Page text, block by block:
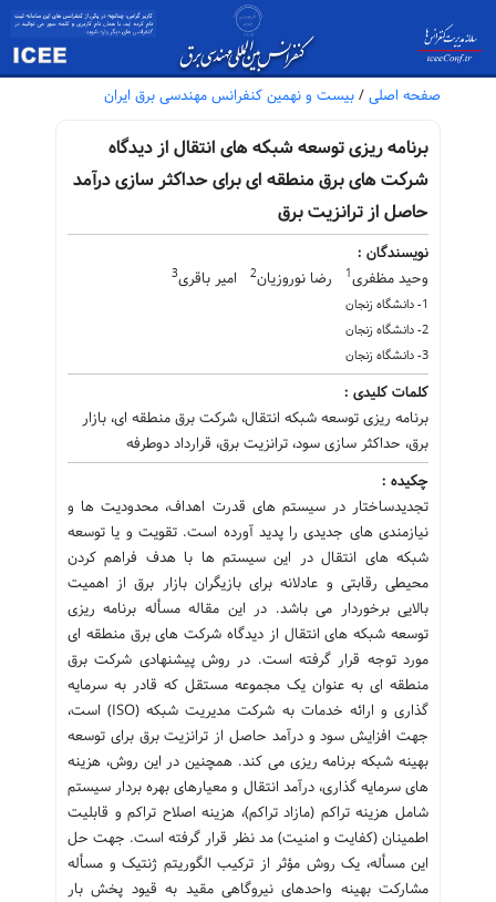
صفحه اصلی / بیست و نهمین کنفرانس مهندسی برق ایران
برنامه ریزی توسعه شبکه های انتقال از دیدگاه
شرکت های برق منطقه ای برای حداکثر سازی درآمد
حاصل از ترانزیت برق
نویسندگان :
وحید مظفری1 رضا نوروزیان2 امیر باقری3
1- دانشگاه زنجان
2- دانشگاه زنجان
3- دانشگاه زنجان
کلمات کلیدی :
برنامه ریزی توسعه شبکه انتقال، شرکت برق منطقه ای، بازار
برق، حداکثر سازی سود، ترانزیت برق، قرارداد دوطرفه
چکیده :
تجدیدساختار در سیستم های قدرت اهداف، محدودیت ها و
نیازمندی های جدیدی را پدید آورده است. تقویت و یا توسعه
شبکه های انتقال در این سیستم ها با هدف فراهم کردن
محیطی رقابتی و عادلانه برای بازیگران بازار برق از اهمیت
بالایی برخوردار می باشد. در این مقاله مسأله برنامه ریزی
توسعه شبکه های انتقال از دیدگاه شرکت های برق منطقه ای
مورد توجه قرار گرفته است. در روش پیشنهادی شرکت برق
منطقه ای به عنوان یک مجموعه مستقل که قادر به سرمایه
گذاری و ارائه خدمات به شرکت مدیریت شبکه (ISO) است،
جهت افزایش سود و درآمد حاصل از ترانزیت برق برای توسعه
بهینه شبکه برنامه ریزی می کند. همچنین در این روش، هزینه
های سرمایه گذاری، درآمد انتقال و معیارهای بهره بردار سیستم
شامل هزینه تراکم (مازاد تراکم)، هزینه اصلاح تراکم و قابلیت
اطمینان (کفایت و امنیت) مد نظر قرار گرفته است. جهت حل
این مسأله، یک روش مؤثر از ترکیب الگوریتم ژنتیک و مسأله
مشارکت بهینه واحدهای نیروگاهی مقید به قیود پخش بار